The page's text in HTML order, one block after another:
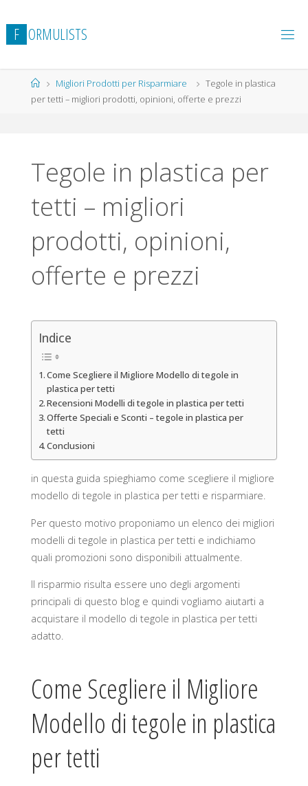
al
contenuto
F ORMULISTS
HomeMigliori Prodotti per Risparmiare
Tegole in plastica
per tetti – migliori prodotti, opinioni, offerte e prezzi
Tegole in plastica per
tetti – migliori
prodotti, opinioni,
offerte e prezzi
Indice
Come Scegliere il Migliore Modello di tegole in
plastica per tetti
Recensioni Modelli di tegole in plastica per tetti
Offerte Speciali e Sconti – tegole in plastica per
tetti
Conclusioni
in questa guida spieghiamo come scegliere il migliore
modello di tegole in plastica per tetti e risparmiare.
Per questo motivo proponiamo un elenco dei migliori
modelli di tegole in plastica per tetti e indichiamo
quali promozioni sono disponibili attualmente.
Il risparmio risulta essere uno degli argomenti
principali di questo blog e quindi vogliamo aiutarti a
acquistare il modello di tegole in plastica per tetti
adatto.
Come Scegliere il Migliore
Modello di tegole in plastica
per tetti